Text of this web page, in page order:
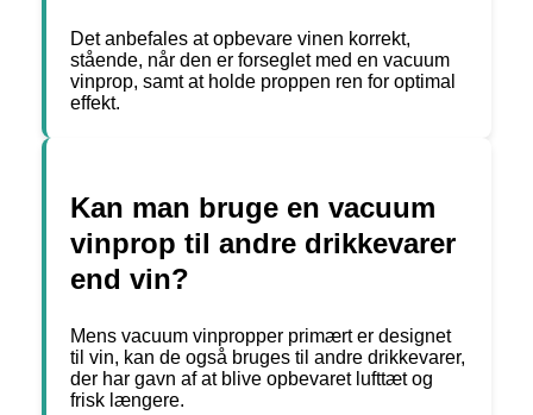
Det anbefales at opbevare vinen korrekt,
stående, når den er forseglet med en vacuum
vinprop, samt at holde proppen ren for optimal
effekt.
Kan man bruge en vacuum
vinprop til andre drikkevarer
end vin?
Mens vacuum vinpropper primært er designet
til vin, kan de også bruges til andre drikkevarer,
der har gavn af at blive opbevaret lufttæt og
frisk længere.